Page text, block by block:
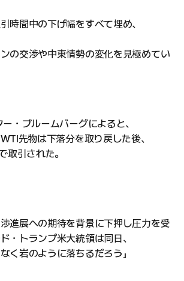
時間中の下げ幅をすべて埋め、
の交渉や中東情勢の変化を見極めてい
・ブルームバーグによると、
先物は下落分を取り戻した後、
取引された。
進展への期待を背景に下押し圧力を受
・トランプ米大統領は同日、
く岩のように落ちるだろう」